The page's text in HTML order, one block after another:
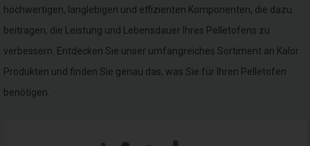
hochwertigen, langlebigen und effizienten Komponenten, die dazu
beitragen, die Leistung und Lebensdauer Ihres Pelletofens zu
verbessern. Entdecken Sie unser umfangreiches Sortiment an Kalor
Produkten und finden Sie genau das, was Sie für Ihren Pelletofen
benötigen.